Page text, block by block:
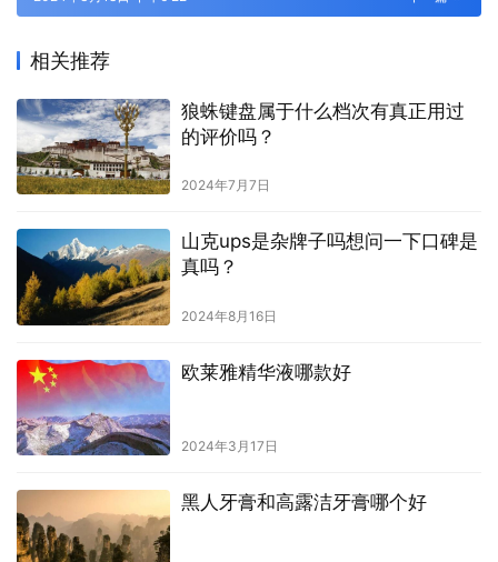
相关推荐
狼蛛键盘属于什么档次有真正用过
的评价吗？
2024年7月7日
山克ups是杂牌子吗想问一下口碑是
真吗？
2024年8月16日
欧莱雅精华液哪款好
2024年3月17日
黑人牙膏和高露洁牙膏哪个好